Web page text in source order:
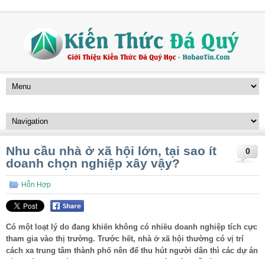
0
Nhu cầu nhà ở xã hội lớn, tại sao ít
doanh chọn nghiệp xây vậy?
Hỗn Hợp
Có một loạt lý do đang khiến không có nhiều doanh nghiệp tích cực
tham gia vào thị trường. Trước hết, nhà ở xã hội thường có vị trí
cách xa trung tâm thành phố nên để thu hút người dân thì các dự án